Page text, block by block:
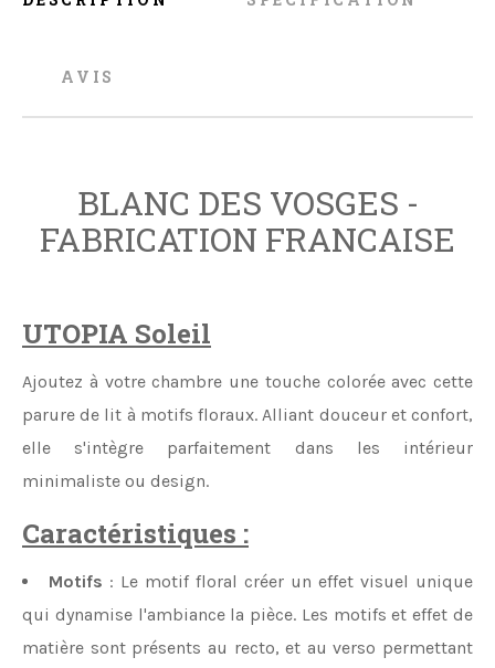
AVIS
BLANC DES VOSGES -
FABRICATION FRANCAISE
UTOPIA Soleil
Ajoutez à votre chambre une touche colorée avec cette
parure de lit à motifs floraux. Alliant douceur et confort,
elle s'intègre parfaitement dans les intérieur
minimaliste ou design.
Caractéristiques :
Motifs : Le motif floral créer un effet visuel unique
qui dynamise l'ambiance la pièce. Les motifs et effet de
matière sont présents au recto,et au verso permettant